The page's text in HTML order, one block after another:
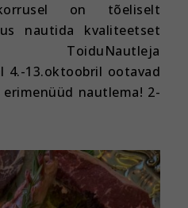
on tõeliselt
nautida kvaliteetset
ToiduNautleja
4.-13.oktoobril ootavad
nautlema! 2-